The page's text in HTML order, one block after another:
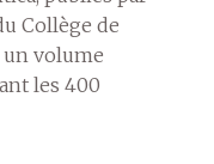
Collège de
un volume
les 400